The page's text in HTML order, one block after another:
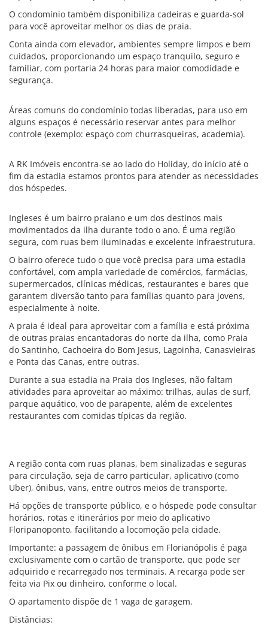
O condomínio também disponibiliza cadeiras e guarda-sol
para você aproveitar melhor os dias de praia.
Conta ainda com elevador, ambientes sempre limpos e bem
cuidados, proporcionando um espaço tranquilo, seguro e
familiar, com portaria 24 horas para maior comodidade e
segurança.
Áreas comuns do condomínio todas liberadas, para uso em
alguns espaços é necessário reservar antes para melhor
controle (exemplo: espaço com churrasqueiras, academia).
A RK Imóveis encontra-se ao lado do Holiday, do início até o
fim da estadia estamos prontos para atender as necessidades
dos hóspedes.
Ingleses é um bairro praiano e um dos destinos mais
movimentados da ilha durante todo o ano. É uma região
segura, com ruas bem iluminadas e excelente infraestrutura.
O bairro oferece tudo o que você precisa para uma estadia
confortável, com ampla variedade de comércios, farmácias,
supermercados, clínicas médicas, restaurantes e bares que
garantem diversão tanto para famílias quanto para jovens,
especialmente à noite.
A praia é ideal para aproveitar com a família e está próxima
de outras praias encantadoras do norte da ilha, como Praia
do Santinho, Cachoeira do Bom Jesus, Lagoinha, Canasvieiras
e Ponta das Canas, entre outras.
Durante a sua estadia na Praia dos Ingleses, não faltam
atividades para aproveitar ao máximo: trilhas, aulas de surf,
parque aquático, voo de parapente, além de excelentes
restaurantes com comidas típicas da região.
A região conta com ruas planas, bem sinalizadas e seguras
para circulação, seja de carro particular, aplicativo (como
Uber), ônibus, vans, entre outros meios de transporte.
Há opções de transporte público, e o hóspede pode consultar
horários, rotas e itinerários por meio do aplicativo
Floripanoponto, facilitando a locomoção pela cidade.
Importante: a passagem de ônibus em Florianópolis é paga
exclusivamente com o cartão de transporte, que pode ser
adquirido e recarregado nos terminais. A recarga pode ser
feita via Pix ou dinheiro, conforme o local.
O apartamento dispõe de 1 vaga de garagem.
Distâncias: